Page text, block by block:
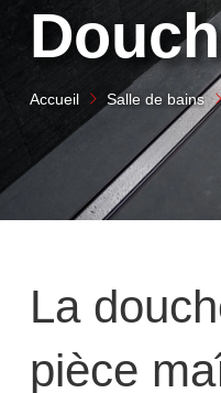
Accueil Salle de bains
La
pièce